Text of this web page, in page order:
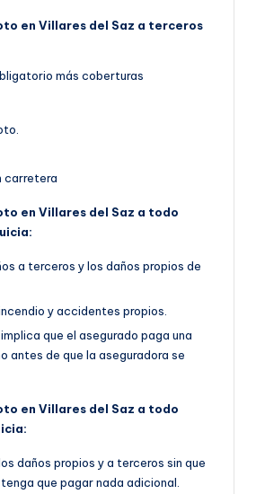
en Villares del Saz a terceros
más coberturas
carretera
en Villares del Saz a todo
a terceros y los daños propios de
y accidentes propios.
que el asegurado paga una
antes de que la aseguradora se
en Villares del Saz a todo
daños propios y a terceros sin que
que pagar nada adicional.